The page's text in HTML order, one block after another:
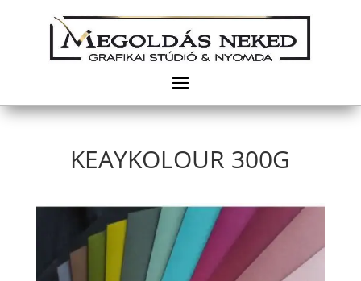
KEAYKOLOUR 300G